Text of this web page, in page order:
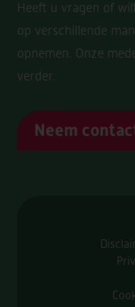
Heeft u vragen of
op verschillende
opnemen. Onze
verder.
Neem